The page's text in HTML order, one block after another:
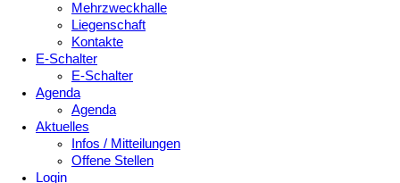
Mehrzweckhalle
Liegenschaft
Kontakte
E-Schalter
E-Schalter
Agenda
Agenda
Aktuelles
Infos / Mitteilungen
Offene Stellen
Login